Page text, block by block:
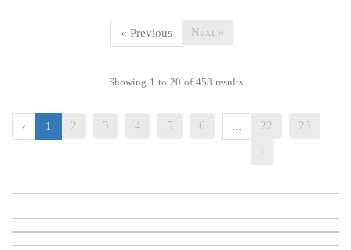
« Previous Next »
Showing 1 to 20 of458 results
‹ 1 2 3 4 5 6 ... 22
23
›